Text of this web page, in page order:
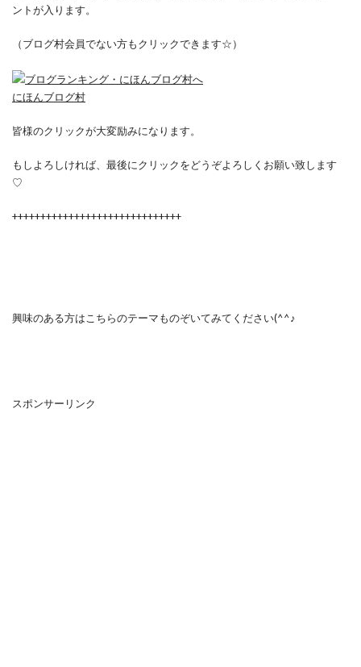
ントが入ります。
（ブログ村会員でない方もクリックできます☆）
にほんブログ村
皆様のクリックが大変励みになります。
もしよろしければ、最後にクリックをどうぞよろしくお願い致します
♡
++++++++++++++++++++++++++++++
興味のある方はこちらのテーマものぞいてみてください(^^♪
スポンサーリンク